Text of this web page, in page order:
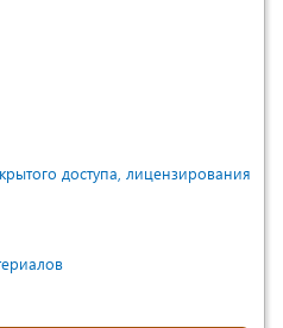
доступа, лицензирования